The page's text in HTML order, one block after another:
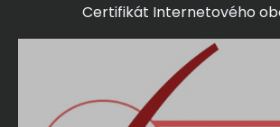
Certifikát Internetového